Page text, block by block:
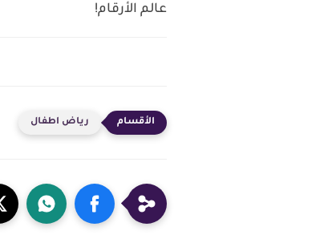
عالم الأرقام!
رياض اطفال